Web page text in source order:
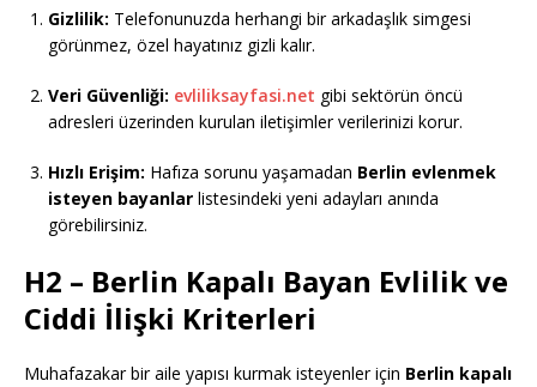
Gizlilik: Telefonunuzda herhangi bir arkadaşlık simgesi
görünmez, özel hayatınız gizli kalır.
Veri Güvenliği: evliliksayfasi.net gibi sektörün öncü
adresleri üzerinden kurulan iletişimler verilerinizi korur.
Hızlı Erişim: Hafıza sorunu yaşamadan Berlin evlenmek
isteyen bayanlar listesindeki yeni adayları anında
görebilirsiniz.
H2 – Berlin Kapalı Bayan Evlilik ve
Ciddi İlişki Kriterleri
Muhafazakar bir aile yapısı kurmak isteyenler için Berlin kapalı